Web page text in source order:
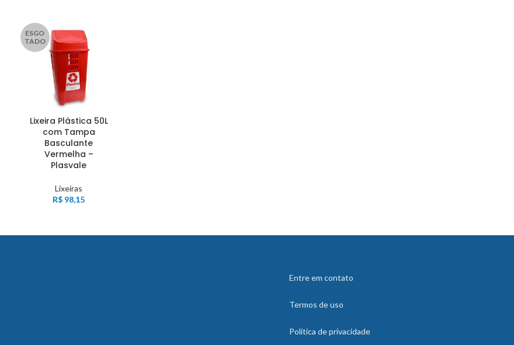
ESGO
TADO
Lixeira Plástica 50L
com Tampa
Basculante
Vermelha –
Plasvale
Lixeiras
R$ 98,15
Entre em contato
Termos de uso
Política de privacidade